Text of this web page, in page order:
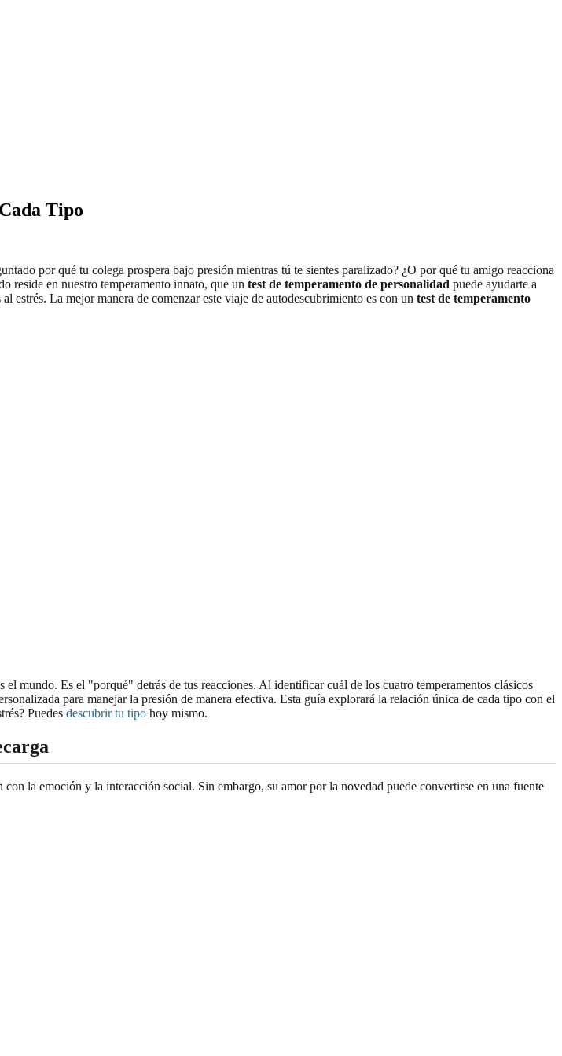
Tipo
por qué tu colega prospera bajo presión mientras tú te sientes paralizado? ¿O por qué tu amigo reacciona
reside en nuestro temperamento innato, que un test de temperamento de personalidad puede ayudarte a
estrés. La mejor manera de comenzar este viaje de autodescubrimiento es con un test de temperamento
mundo. Es el "porqué" detrás de tus reacciones. Al identificar cuál de los cuatro temperamentos clásicos
para manejar la presión de manera efectiva. Esta guía explorará la relación única de cada tipo con el
Puedes descubrir tu tipo hoy mismo.
la emoción y la interacción social. Sin embargo, su amor por la novedad puede convertirse en una fuente